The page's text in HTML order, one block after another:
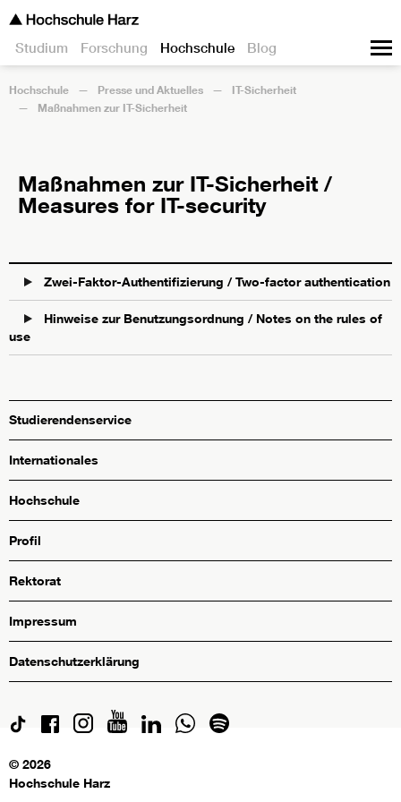
Studium Forschung Hochschule Blog
Hochschule Presse und Aktuelles
IT-Sicherheit
Maßnahmen zur IT-Sicherheit
Maßnahmen zur IT-Sicherheit /
Measures for IT-security
Zwei-Faktor-Authentifizierung / Two-factor authentication
Hinweise zur Benutzungsordnung / Notes on the rules of
use
Studierendenservice
Internationales
Hochschule
Profil
Rektorat
Impressum
Datenschutzerklärung
© 2026
Hochschule Harz